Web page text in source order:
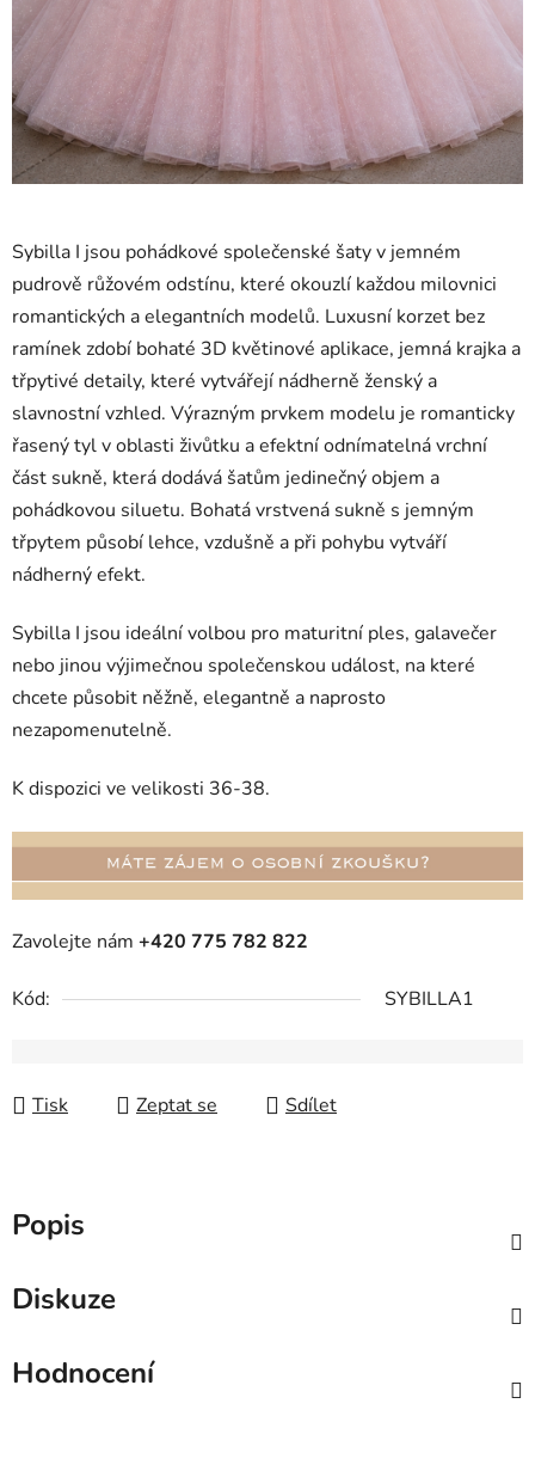
Sybilla I jsou pohádkové společenské šaty v jemném
pudrově růžovém odstínu, které okouzlí každou milovnici
romantických a elegantních modelů. Luxusní korzet bez
ramínek zdobí bohaté 3D květinové aplikace, jemná krajka a
třpytivé detaily, které vytvářejí nádherně ženský a
slavnostní vzhled. Výrazným prvkem modelu je romanticky
řasený tyl v oblasti živůtku a efektní odnímatelná vrchní
část sukně, která dodává šatům jedinečný objem a
pohádkovou siluetu. Bohatá vrstvená sukně s jemným
třpytem působí lehce, vzdušně a při pohybu vytváří
nádherný efekt.
Sybilla I jsou ideální volbou pro maturitní ples, galavečer
nebo jinou výjimečnou společenskou událost, na které
chcete působit něžně, elegantně a naprosto
nezapomenutelně.
K dispozici ve velikosti 36-38.
Zavolejte nám +420 775 782 822
Kód: SYBILLA1
Tisk Zeptat se Sdílet
Popis
Diskuze
Hodnocení